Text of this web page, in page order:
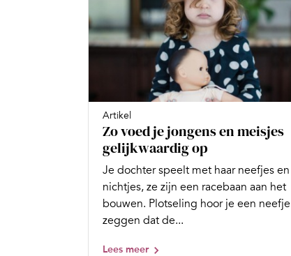
Artikel
Zo voed je jongens en meisjes
gelijkwaardig op
Je dochter speelt met haar neefjes en
nichtjes, ze zijn een racebaan aan het
bouwen. Plotseling hoor je een neefje
zeggen dat de...
Lees meer